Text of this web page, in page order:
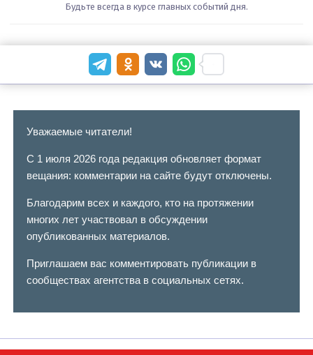
Будьте всегда в курсе главных событий дня.
Уважаемые читатели!
С 1 июля 2026 года редакция обновляет формат
вещания: комментарии на сайте будут отключены.
Благодарим всех и каждого, кто на протяжении
многих лет участвовал в обсуждении
опубликованных материалов.
Приглашаем вас комментировать публикации в
сообществах агентства в социальных сетях.